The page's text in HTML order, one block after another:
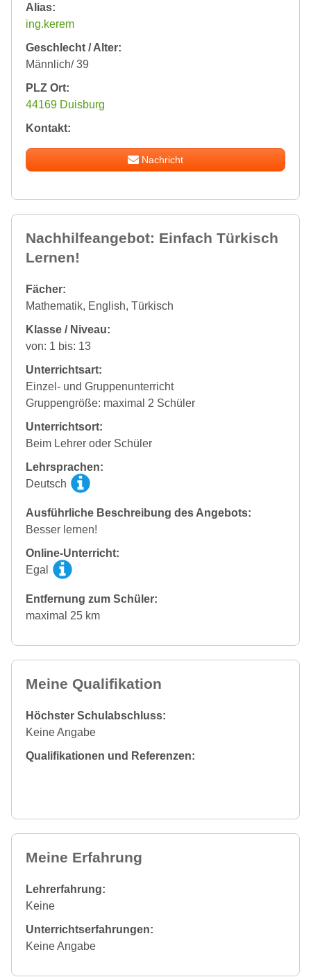
Alias:
ing.kerem
Geschlecht / Alter:
Männlich/ 39
PLZ Ort:
44169 Duisburg
Kontakt:
Nachricht
Nachhilfeangebot: Einfach Türkisch
Lernen!
Fächer:
Mathematik, English, Türkisch
Klasse / Niveau:
von: 1 bis: 13
Unterrichtsart:
Einzel- und Gruppenunterricht
Gruppengröße: maximal 2 Schüler
Unterrichtsort:
Beim Lehrer oder Schüler
Lehrsprachen:
Deutsch
Ausführliche Beschreibung des Angebots:
Besser lernen!
Online-Unterricht:
Egal
Entfernung zum Schüler:
maximal 25 km
Meine Qualifikation
Höchster Schulabschluss:
Keine Angabe
Qualifikationen und Referenzen:
Meine Erfahrung
Lehrerfahrung:
Keine
Unterrichtserfahrungen:
Keine Angabe